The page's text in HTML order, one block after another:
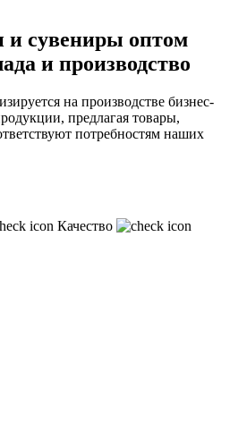
и сувениры оптом
и производство
на производстве бизнес-
предлагая товары,
потребностям наших
Качество